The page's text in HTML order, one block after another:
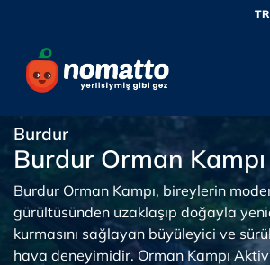
TR
Burdur
Burdur Orman Kampı
Burdur Orman Kampı, bireylerin
gürültüsünden uzaklaşıp doğayla
kurmasını sağlayan büyüleyici ve
hava deneyimidir. Orman Kampı